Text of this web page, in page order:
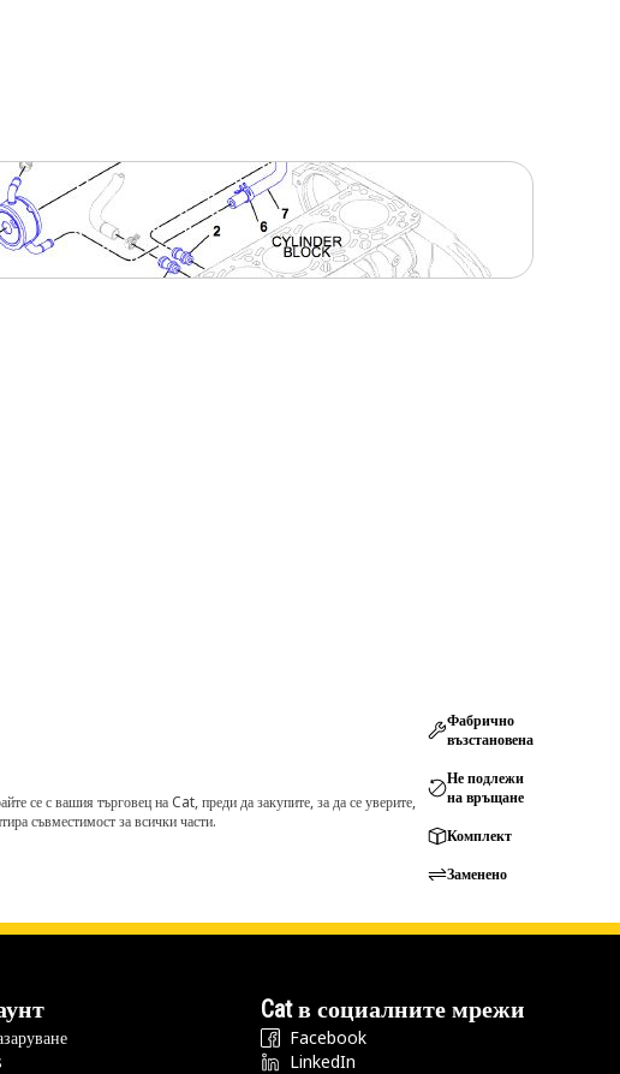
се с вашия търговец на Cat, преди да закупите, за да се уверите,
съвместимост за всички части.
Фабрично
възстановена
Не подлежи
на връщане
Комплект
Заменено
Cat в социалните мрежи
Facebook
LinkedIn